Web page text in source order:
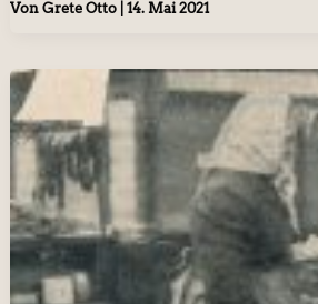
Von Grete Otto 14. Mai 2021